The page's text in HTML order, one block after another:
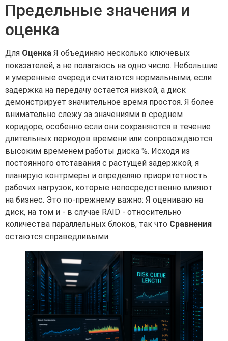
Предельные значения и
оценка
Для Оценка Я объединяю несколько ключевых
показателей, а не полагаюсь на одно число. Небольшие
и умеренные очереди считаются нормальными, если
задержка на передачу остается низкой, а диск
демонстрирует значительное время простоя. Я более
внимательно слежу за значениями в среднем
коридоре, особенно если они сохраняются в течение
длительных периодов времени или сопровождаются
высоким временем работы диска %. Исходя из
постоянного отставания с растущей задержкой, я
планирую контрмеры и определяю приоритетность
рабочих нагрузок, которые непосредственно влияют
на бизнес. Это по-прежнему важно: Я оцениваю на
диск, на том и - в случае RAID - относительно
количества параллельных блоков, так что Сравнения
остаются справедливыми.